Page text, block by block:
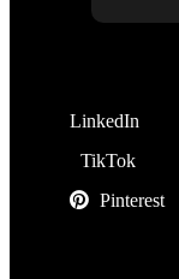
LinkedIn
TikTok
Pinterest